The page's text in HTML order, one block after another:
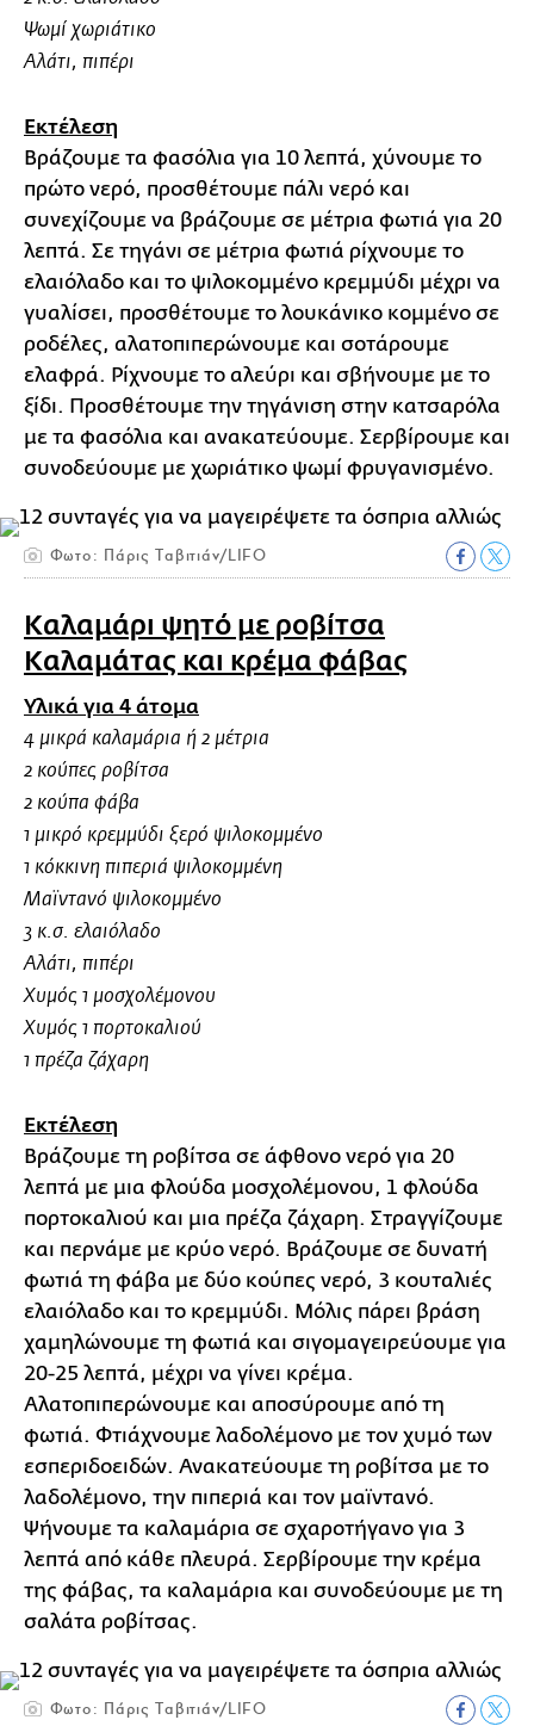
Ψωμί χωριάτικο
Αλάτι, πιπέρι
Εκτέλεση
Βράζουμε τα φασόλια για 10 λεπτά, χύνουμε το
πρώτο νερό, προσθέτουμε πάλι νερό και
συνεχίζουμε να βράζουμε σε μέτρια φωτιά για 20
λεπτά. Σε τηγάνι σε μέτρια φωτιά ρίχνουμε το
ελαιόλαδο και το ψιλοκομμένο κρεμμύδι μέχρι να
γυαλίσει, προσθέτουμε το λουκάνικο κομμένο σε
ροδέλες, αλατοπιπερώνουμε και σοτάρουμε
ελαφρά. Ρίχνουμε το αλεύρι και σβήνουμε με το
ξίδι. Προσθέτουμε την τηγάνιση στην κατσαρόλα
με τα φασόλια και ανακατεύουμε. Σερβίρουμε και
συνοδεύουμε με χωριάτικο ψωμί φρυγανισμένο.
Φωτο: Πάρις Ταβιτιάν/LIFO
Καλαμάρι ψητό με ροβίτσα
Καλαμάτας και κρέμα φάβας
Υλικά για 4 άτομα
4 μικρά καλαμάρια ή 2 μέτρια
2 κούπες ροβίτσα
2 κούπα φάβα
1 μικρό κρεμμύδι ξερό ψιλοκομμένο
1 κόκκινη πιπεριά ψιλοκομμένη
Μαϊντανό ψιλοκομμένο
3 κ.σ. ελαιόλαδο
Αλάτι, πιπέρι
Χυμός 1 μοσχολέμονου
Χυμός 1 πορτοκαλιού
1 πρέζα ζάχαρη
Εκτέλεση
Βράζουμε τη ροβίτσα σε άφθονο νερό για 20
λεπτά με μια φλούδα μοσχολέμονου, 1 φλούδα
πορτοκαλιού και μια πρέζα ζάχαρη. Στραγγίζουμε
και περνάμε με κρύο νερό. Βράζουμε σε δυνατή
φωτιά τη φάβα με δύο κούπες νερό, 3 κουταλιές
ελαιόλαδο και το κρεμμύδι. Μόλις πάρει βράση
χαμηλώνουμε τη φωτιά και σιγομαγειρεύουμε για
20-25 λεπτά, μέχρι να γίνει κρέμα.
Αλατοπιπερώνουμε και αποσύρουμε από τη
φωτιά. Φτιάχνουμε λαδολέμονο με τον χυμό των
εσπεριδοειδών. Ανακατεύουμε τη ροβίτσα με το
λαδολέμονο, την πιπεριά και τον μαϊντανό.
Ψήνουμε τα καλαμάρια σε σχαροτήγανο για 3
λεπτά από κάθε πλευρά. Σερβίρουμε την κρέμα
της φάβας, τα καλαμάρια και συνοδεύουμε με τη
σαλάτα ροβίτσας.
Φωτο: Πάρις Ταβιτιάν/LIFO